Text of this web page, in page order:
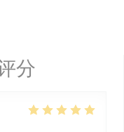
分